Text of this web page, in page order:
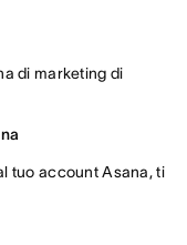
di marketing di
tuo account Asana, ti